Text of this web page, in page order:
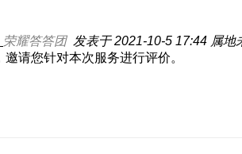
荣耀答答团 发表于 2021-10-5 17:44 属地
请您针对本次服务进行评价。